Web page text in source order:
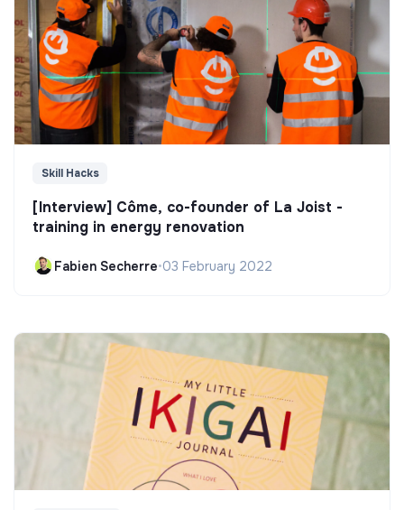
Skill Hacks
[Interview] Côme, co-founder of La Joist -
training in energy renovation
Fabien Secherre•03 February 2022